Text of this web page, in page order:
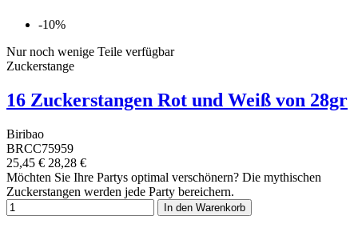
-10%
Nur noch wenige Teile verfügbar
Zuckerstange
16 Zuckerstangen Rot und Weiß von 28gr
Biribao
BRCC75959
25,45 € 28,28 €
Möchten Sie Ihre Partys optimal verschönern? Die mythischen
Zuckerstangen werden jede Party bereichern.
In den Warenkorb